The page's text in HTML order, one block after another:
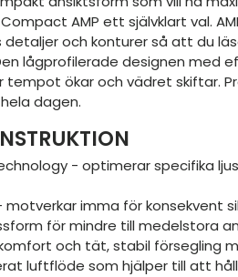
AMP ett självklart val.
detaljer och konturer så att du
lågprofilerade designen med
tempot ökar och vädret skiftar.
dagen.
- optimerar specifika
imma för konsekvent
för mindre till medelstora
och tät, stabil försegling
luftflöde som hjälper till att